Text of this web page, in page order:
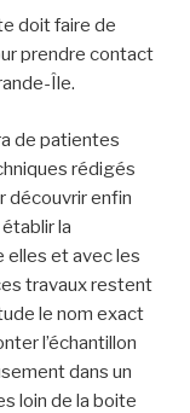
doit faire de
prendre contact
Île.
de patientes
rédigés
découvrir enfin
la
elles et avec les
travaux restent
le nom exact
l’échantillon
dans un
loin de la boite